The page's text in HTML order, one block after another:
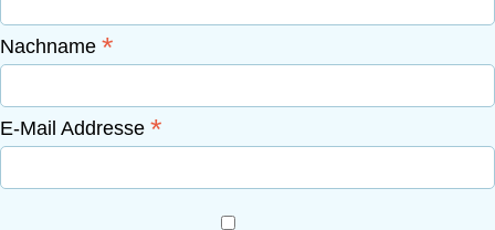
Nachname *
E-Mail Addresse *